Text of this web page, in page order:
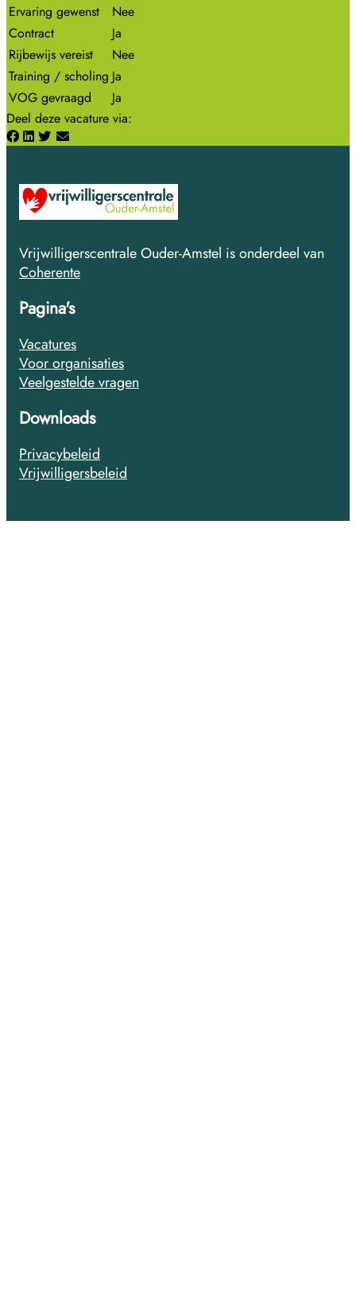
Ervaring gewenst
Nee
Contract
Ja
Rijbewijs vereist
Nee
Training / scholing Ja
VOG gevraagd
Ja
Deel deze vacature via:
Vrijwilligerscentrale Ouder-Amstel is onderdeel van
Coherente
Pagina's
Vacatures
Voor organisaties
Veelgestelde vragen
Downloads
Privacybeleid
Vrijwilligersbeleid